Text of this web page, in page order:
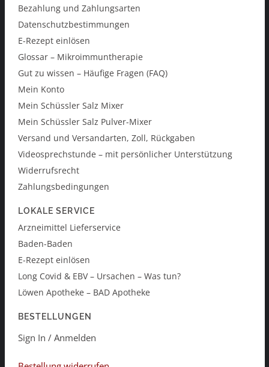
Bezahlung und Zahlungsarten
Datenschutzbestimmungen
E-Rezept einlösen
Glossar – Mikroimmuntherapie
Gut zu wissen – Häufige Fragen (FAQ)
Mein Konto
Mein Schüssler Salz Mixer
Mein Schüssler Salz Pulver-Mixer
Versand und Versandarten, Zoll, Rückgaben
Videosprechstunde – mit persönlicher Unterstützung
Widerrufsrecht
Zahlungsbedingungen
LOKALE SERVICE
Arzneimittel Lieferservice
Baden-Baden
E-Rezept einlösen
Long Covid & EBV – Ursachen – Was tun?
Löwen Apotheke – BAD Apotheke
BESTELLUNGEN
Sign In / Anmelden